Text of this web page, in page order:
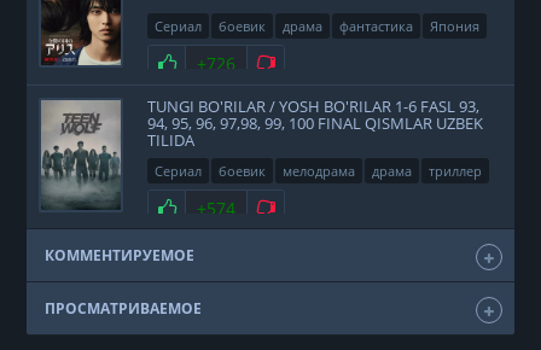
Сериал боевик драма фантастика
Япония
2020
Нравится
+726 Не нравится
TUNGI BO'RILAR / YOSH BO'RILAR 1-6 FASL 93,
94, 95, 96, 97,98, 99, 100 FINAL QISMLAR UZBEK
TILIDA
Сериал боевик мелодрама драма
триллер
фэнтези
США 2011
Нравится
+574 Не нравится
КОММЕНТИРУЕМОЕ
ПРОСМАТРИВАЕМОЕ